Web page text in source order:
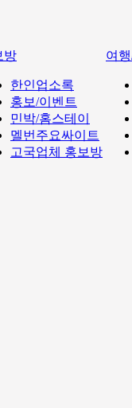
방
한인업소록
홍보/이벤트
민박/홈스테이
멜번주요싸이트
고국업체 홍보방
여